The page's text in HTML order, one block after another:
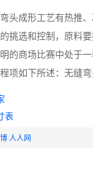
头成形工艺有热推
挑选和控制，原料
的商场比赛中处于
项如下所述：无缝
表
人人网